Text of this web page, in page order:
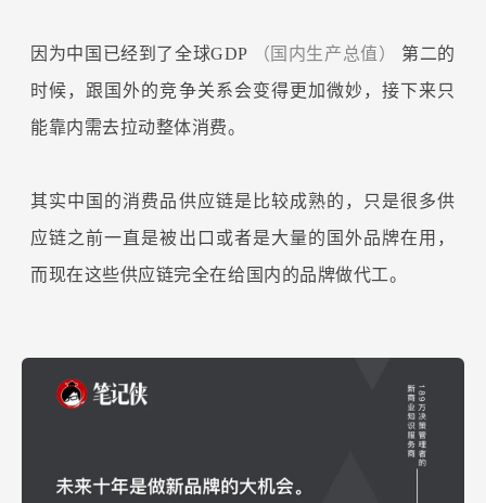
因为中国已经到了全球GDP （国内生产总值） 第二的
时候，跟国外的竞争关系会变得更加微妙，接下来只
能靠内需去拉动整体消费。
其实中国的消费品供应链是比较成熟的，只是很多供
应链之前一直是被出口或者是大量的国外品牌在用，
而现在这些供应链完全在给国内的品牌做代工。